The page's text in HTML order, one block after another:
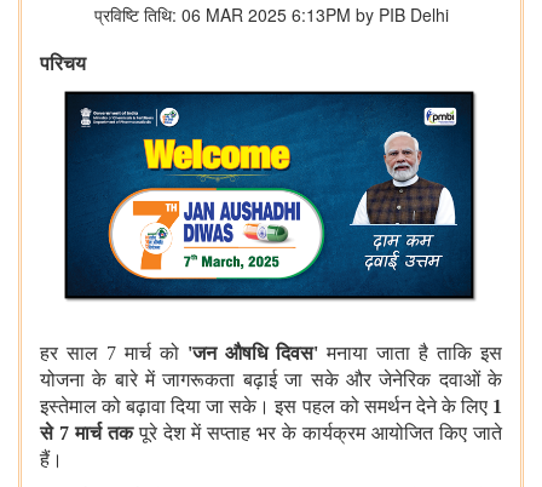
प्रविष्टि तिथि: 06 MAR 2025 6:13PM by PIB Delhi
परिचय
हर साल 7 मार्च को 'जन औषधि दिवस' मनाया जाता है ताकि इस
योजना के बारे में जागरूकता बढ़ाई जा सके और जेनेरिक दवाओं के
इस्तेमाल को बढ़ावा दिया जा सके। इस पहल को समर्थन देने के लिए 1
से 7 मार्च तकपूरे देश में सप्ताह भर के कार्यक्रम आयोजित किए जाते
हैं।